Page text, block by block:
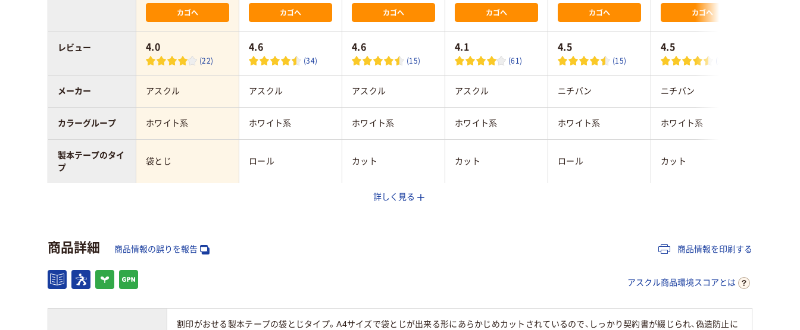
カゴへ カゴへ カゴへ カゴへ カゴへ カゴへ
4.0
(22)
4.6
(34)
4.6
(15)
4.1
(61)
4.5
(15)
4.5
(15)
アスクル アスクル アスクル アスクル ニチバン ニチバン
ホワイト系 ホワイト系 ホワイト系 ホワイト系 ホワイト系 ホワイト系
袋とじ ロール カット カット ロール カット
レビュー
メーカー
カラーグループ
製本テープのタイ
プ
詳しく見る
商品詳細 商品情報の誤りを報告 商品情報を印刷する
アスクル商品環境スコアとは
割印がおせる製本テープの袋とじタイプ。A4サイズで袋とじが出来る形にあらかじめカットされているので、しっかり契約書が綴じられ、偽造防止に